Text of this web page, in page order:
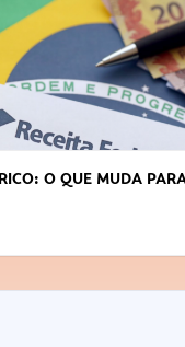
OBTER CRÉDITO